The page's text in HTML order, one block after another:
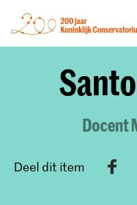
Docent
Deel dit item